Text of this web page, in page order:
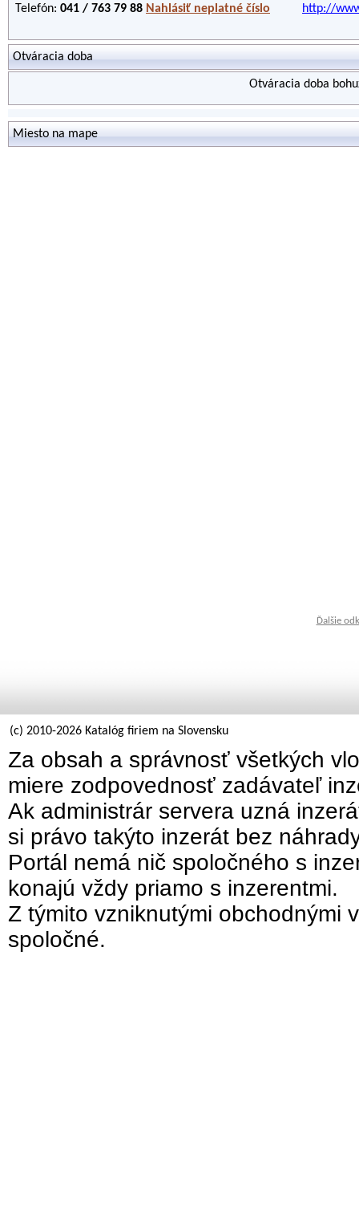
Telefón: 041 / 763 79 88 Nahlásiť neplatné číslo http://
Otváracia doba
Otváracia doba
Miesto na mape
Ďalšie
(c) 2010-2026 Katalóg firiem na Slovensku
Za obsah a správnosť všetkých
miere zodpovednosť zadávateľ
Ak administrár servera uzná
si právo takýto inzerát bez
Portál nemá nič spoločného s
konajú vždy priamo s inzerentmi.
Z týmito vzniknutými obchodnými
spoločné.